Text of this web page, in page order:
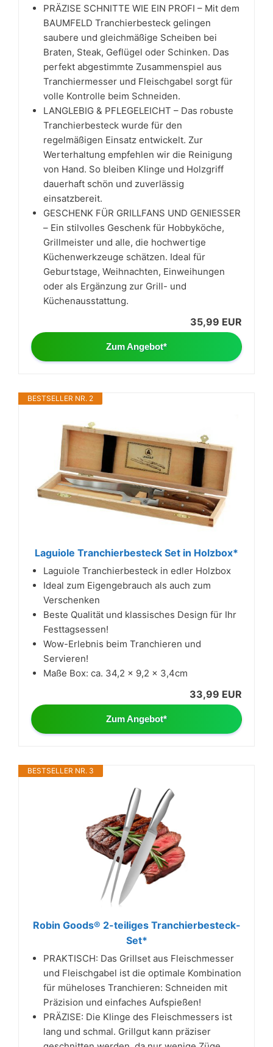
PRÄZISE SCHNITTE WIE EIN PROFI – Mit dem
BAUMFELD Tranchierbesteck gelingen
saubere und gleichmäßige Scheiben bei
Braten, Steak, Geflügel oder Schinken. Das
perfekt abgestimmte Zusammenspiel aus
Tranchiermesser und Fleischgabel sorgt für
volle Kontrolle beim Schneiden.
LANGLEBIG & PFLEGELEICHT – Das robuste
Tranchierbesteck wurde für den
regelmäßigen Einsatz entwickelt. Zur
Werterhaltung empfehlen wir die Reinigung
von Hand. So bleiben Klinge und Holzgriff
dauerhaft schön und zuverlässig
einsatzbereit.
GESCHENK FÜR GRILLFANS UND GENIESSER
– Ein stilvolles Geschenk für Hobbyköche,
Grillmeister und alle, die hochwertige
Küchenwerkzeuge schätzen. Ideal für
Geburtstage, Weihnachten, Einweihungen
oder als Ergänzung zur Grill- und
Küchenausstattung.
35,99 EUR
Zum Angebot*
BESTSELLER NR. 2
Laguiole Tranchierbesteck Set in Holzbox*
Laguiole Tranchierbesteck in edler Holzbox
Ideal zum Eigengebrauch als auch zum
Verschenken
Beste Qualität und klassisches Design für Ihr
Festtagsessen!
Wow-Erlebnis beim Tranchieren und
Servieren!
Maße Box: ca. 34,2 x 9,2 x 3,4cm
33,99 EUR
Zum Angebot*
BESTSELLER NR. 3
Robin Goods® 2-teiliges Tranchierbesteck-
Set*
PRAKTISCH: Das Grillset aus Fleischmesser
und Fleischgabel ist die optimale Kombination
für müheloses Tranchieren: Schneiden mit
Präzision und einfaches Aufspießen!
PRÄZISE: Die Klinge des Fleischmessers ist
lang und schmal. Grillgut kann präziser